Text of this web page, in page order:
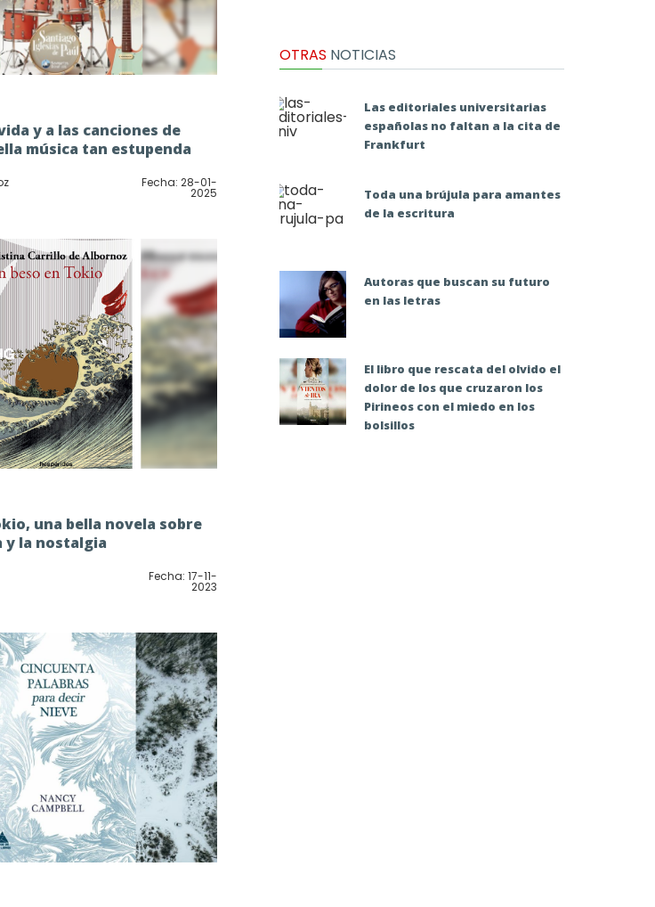
y a las canciones de
música tan estupenda
Fecha: 28-01-
2025
una bella novela sobre
y la nostalgia
Fecha: 17-11-
2023
OTRAS NOTICIAS
Las editoriales universitarias
españolas no faltan a la cita de
Frankfurt
Toda una brújula para amantes
de la escritura
Autoras que buscan su futuro
en las letras
El libro que rescata del olvido el
dolor de los que cruzaron los
Pirineos con el miedo en los
bolsillos